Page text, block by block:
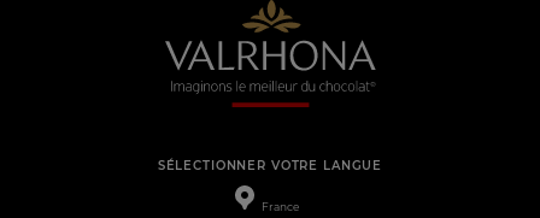
SÉLECTIONNER VOTRE LANGUE
France